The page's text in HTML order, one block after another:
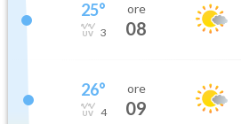
25°
3
ore
08
26°
4
ore
09